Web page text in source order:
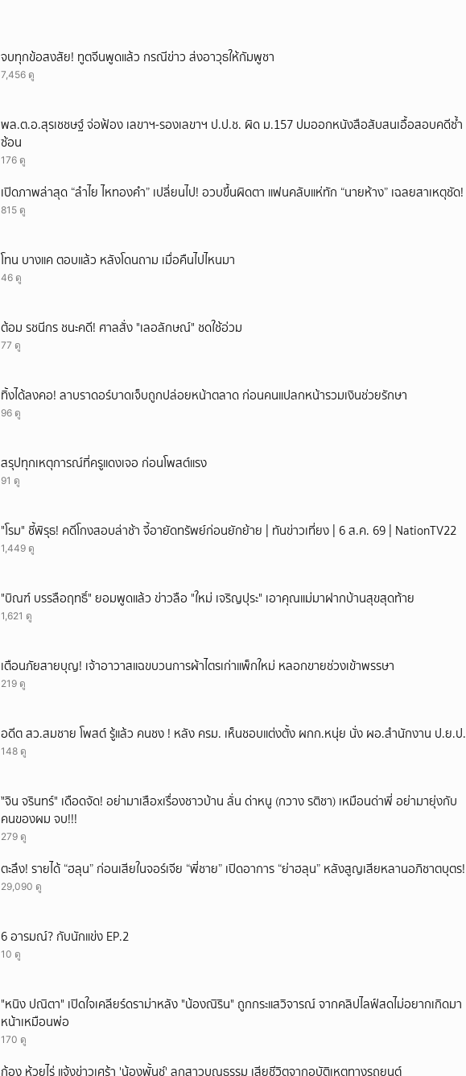
จบทุกข้อสงสัย! ทูตจีนพูดแล้ว กรณีข่าว ส่งอาวุธให้กัมพูชา
7,456 ดู
พล.ต.อ.สุรเชชษฐ์ จ่อฟ้อง เลขาฯ-รองเลขาฯ ป.ป.ช. ผิด ม.157 ปมออกหนังสือสับสนเอื้อสอบคดีซ้ำ
ซ้อน
176 ดู
เปิดภาพล่าสุด “ลำไย ไหทองคำ” เปลี่ยนไป! อวบขึ้นผิดตา แฟนคลับแห่ทัก “นายห้าง” เฉลยสาเหตุชัด!
815 ดู
โทน บางแค ตอบแล้ว หลังโดนถาม เมื่อคืนไปไหนมา
46 ดู
ต้อม รชนีกร ชนะคดี! ศาลสั่ง "เลอลักษณ์" ชดใช้อ่วม
77 ดู
ทิ้งได้ลงคอ! ลาบราดอร์บาดเจ็บถูกปล่อยหน้าตลาด ก่อนคนแปลกหน้ารวมเงินช่วยรักษา
96 ดู
สรุปทุกเหตุการณ์ที่ครูแดงเจอ ก่อนโพสต์แรง
91 ดู
"โรม" ชี้พิรุธ! คดีโกงสอบล่าช้า จี้อายัดทรัพย์ก่อนยักย้าย | ทันข่าวเที่ยง | 6 ส.ค. 69 | NationTV22
1,449 ดู
"บิณฑ์ บรรลือฤทธิ์" ยอมพูดแล้ว ข่าวลือ "ใหม่ เจริญปุระ" เอาคุณแม่มาฝากบ้านสุขสุดท้าย
1,621 ดู
เตือนภัยสายบุญ! เจ้าอาวาสแฉขบวนการผ้าไตรเก่าแพ็กใหม่ หลอกขายช่วงเข้าพรรษา
219 ดู
อดีต สว.สมชาย โพสต์ รู้แล้ว คนชง ! หลัง ครม. เห็นชอบแต่งตั้ง ผกก.หนุ่ย นั่ง ผอ.สำนักงาน ป.ย.ป.
148 ดู
ั่"จิน จรินทร์" เดือดจัด! อย่ามาเสือxเรื่องชาวบ้าน ลั่น ด่าหนู (กวาง รติชา) เหมือนด่าพี่ อย่ามายุ่งกับ
คนของผม จบ!!!
279 ดู
ตะลึง! รายได้ “ฮลุน” ก่อนเสียในจอร์เจีย “พี่ชาย” เปิดอาการ “ย่าฮลุน” หลังสูญเสียหลานอภิชาตบุตร!
29,090 ดู
6 อารมณ์? กับนักแข่ง EP.2
10 ดู
"หนิง ปณิตา" เปิดใจเคลียร์ดราม่าหลัง "น้องณิริน" ถูกกระแสวิจารณ์ จากคลิปไลฟ์สดไม่อยากเกิดมา
หน้าเหมือนพ่อ
170 ดู
ก้อง ห้วยไร่ แจ้งข่าวเศร้า 'น้องพั้นช์' ลูกสาวบุญธรรม เสียชีวิตจากอุบัติเหตุทางรถยนต์